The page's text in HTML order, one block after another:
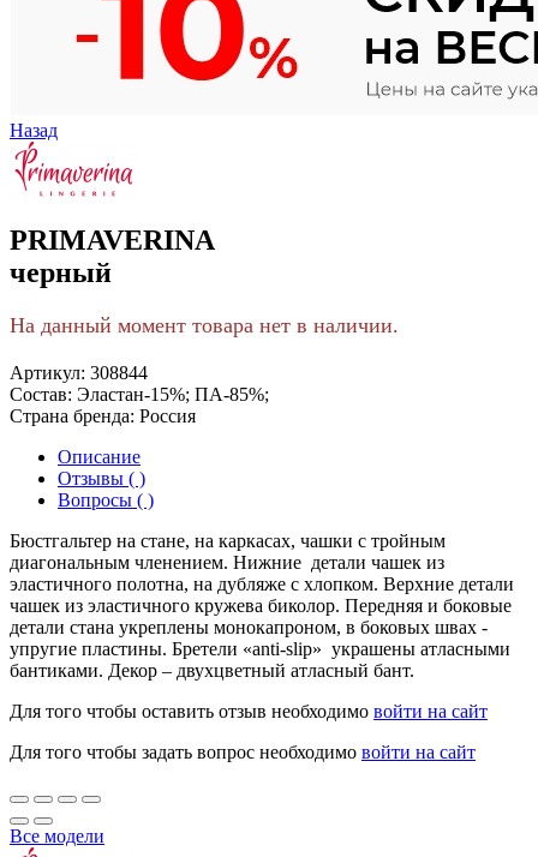
Назад
PRIMAVERINA
черный
На данный момент товара нет в наличии.
Артикул: 308844
Состав: Эластан-15%; ПА-85%;
Страна бренда: Россия
Описание
Отзывы ( )
Вопросы ( )
Бюстгальтер на стане, на каркасах, чашки с тройным
диагональным членением. Нижние детали чашек из
эластичного полотна, на дубляже с хлопком. Верхние детали
чашек из эластичного кружева биколор. Передняя и боковые
детали стана укреплены монокапроном, в боковых швах -
упругие пластины. Бретели «anti-slip» украшены атласными
бантиками. Декор – двухцветный атласный бант.
Для того чтобы оставить отзыв необходимо войти на сайт
Для того чтобы задать вопрос необходимо войти на сайт
Все модели